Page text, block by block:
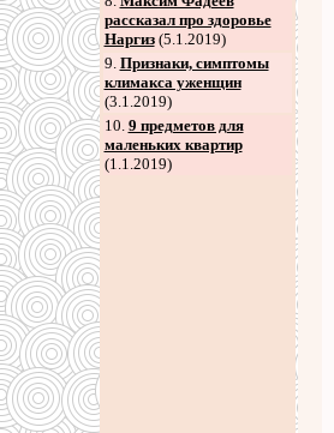
рассказал про здоровье
Наргиз(5.1.2019)
9. Признаки, симптомы
климакса уженщин
(3.1.2019)
10. 9 предметов для
маленьких квартир
(1.1.2019)